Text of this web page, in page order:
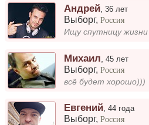
Андрей,36 лет
Выборг,Россия
Ищу спутницу жизни
Михаил ,45 лет
Выборг,Россия
всё будет хорошо)))
Евгений ,44 года
Выборг,Россия